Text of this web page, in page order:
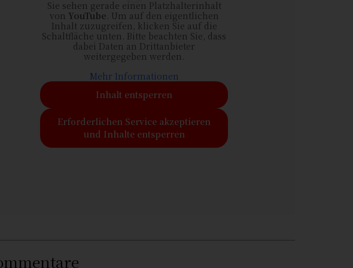
Sie sehen gerade einen Platzhalterinhalt
von YouTube. Um auf den eigentlichen
Inhalt zuzugreifen, klicken Sie auf die
Schaltfläche unten. Bitte beachten Sie, dass
dabei Daten an Drittanbieter
weitergegeben werden.
Mehr Informationen
Inhalt entsperren
Erforderlichen Service akzeptieren
und Inhalte entsperren